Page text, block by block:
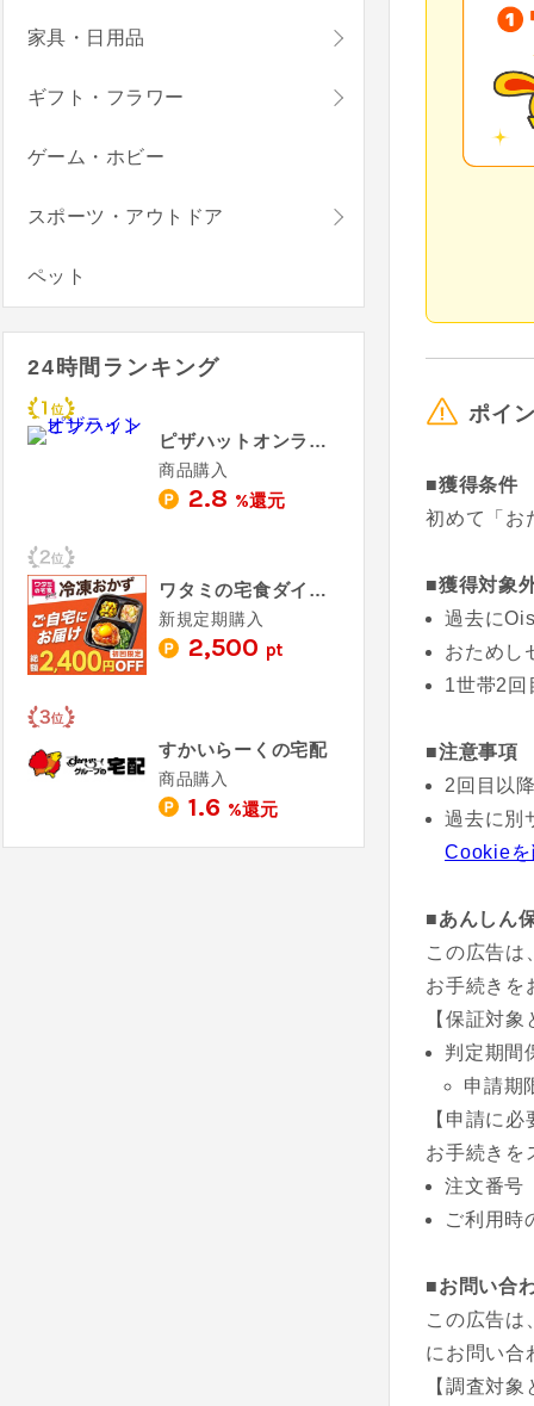
ポイ
■獲得条件
初めて「お
■獲得対象
過去に
おためし
1世帯2回
■注意事項
2回目以
過去に別
Cookieを
■あんしん
この広告は
お手続きを
【保証対
判定期間
申請期
【申請に
お手続きを
注文番号
ご利用時
■お問い合
この広告は
にお問い合
【調査対
家具・日用品
ギフト・フラワー
ゲーム・ホビー
スポーツ・アウトドア
ペット
24時間ランキング
ピザハットオンライン
商品購入
2.8 %還元
ワタミの宅食ダイレクト
新規定期購入
2,500 pt
すかいらーくの宅配
商品購入
1.6 %還元